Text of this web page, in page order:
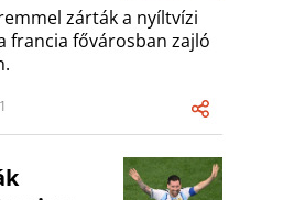
zárták a nyíltvízi
francia fővárosban zajló